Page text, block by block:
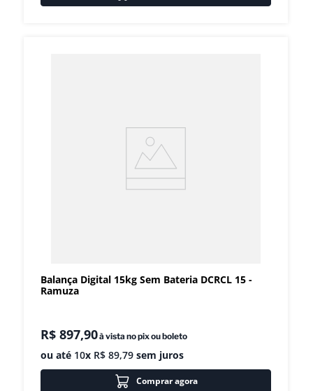
Balança Digital 15kg Sem Bateria DCRCL 15 -
Ramuza
R$ 897,90à vista no pix ou boleto
ou até 10x R$ 89,79 sem juros
Comprar agora